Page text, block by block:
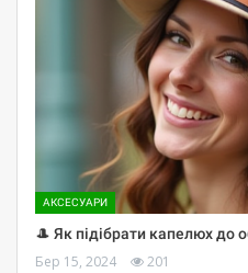
АКСЕСУАРИ
🎩 Як підібрати капелюх до
Бер 15, 2024 201